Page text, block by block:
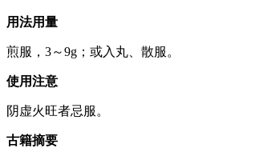
用法用量
煎服，3～9g；或入丸、散服。
使用注意
阴虚火旺者忌服。
古籍摘要